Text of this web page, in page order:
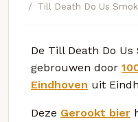
Till Death Do Us
De Till Death Do
gebrouwen door
Eindhoven uit
Deze Gerookt bier